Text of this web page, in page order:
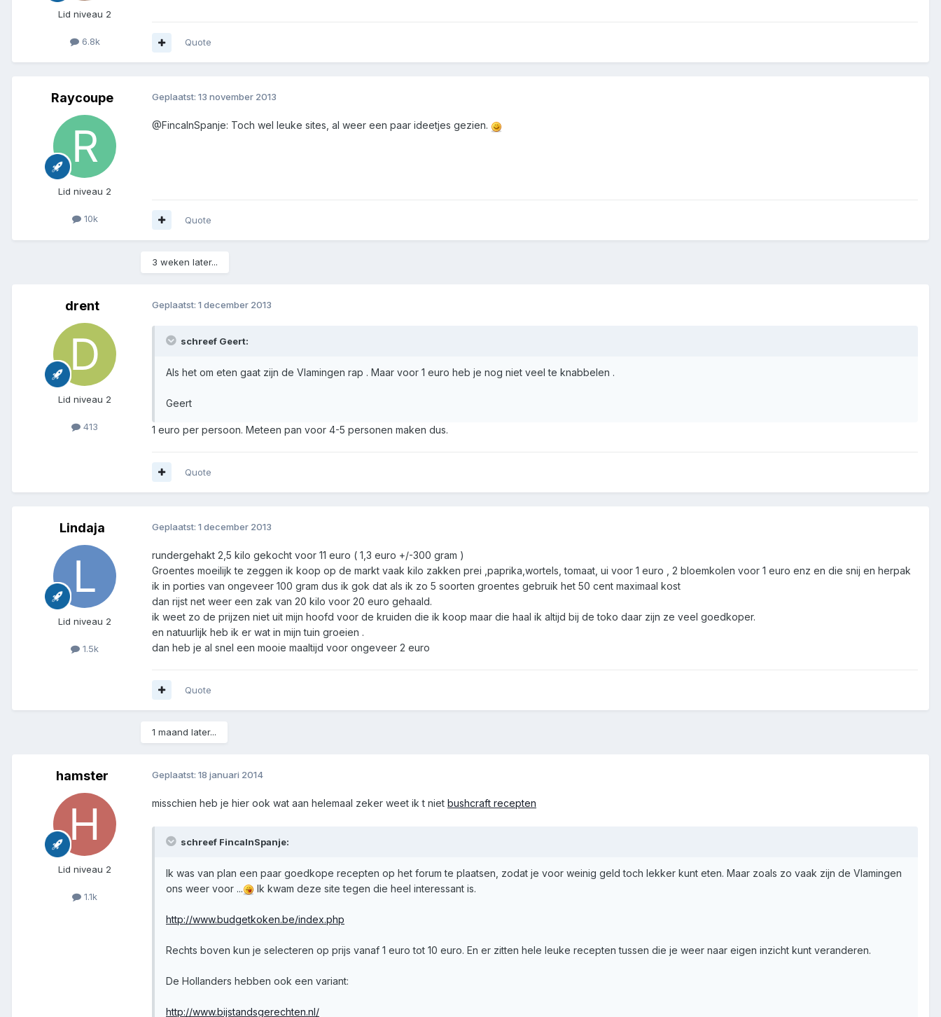
Lid niveau 2
6.8k Quote
Raycoupe
Lid niveau 2
10k
Geplaatst: 13 november 2013
@FincalnSpanje: Toch wel leuke sites, al weer een paar ideetjes gezien.
Quote
3 weken later...
drent
Lid niveau 2
413
Geplaatst: 1 december 2013
schreef Geert:
Als het om eten gaat zijn de Vlamingen rap . Maar voor 1 euro heb je nog niet veel te knabbelen .
Geert
1 euro per persoon. Meteen pan voor 4-5 personen maken dus.
Quote
Lindaja
Lid niveau 2
1.5k
Geplaatst: 1 december 2013
rundergehakt 2,5 kilo gekocht voor 11 euro ( 1,3 euro +/-300 gram )
Groentes moeilijk te zeggen ik koop op de markt vaak kilo zakken prei ,paprika,wortels, tomaat, ui voor 1 euro , 2 bloemkolen voor 1 euro enz en die snij en herpak
ik in porties van ongeveer 100 gram dus ik gok dat als ik zo 5 soorten groentes gebruik het 50 cent maximaal kost
dan rijst net weer een zak van 20 kilo voor 20 euro gehaald.
ik weet zo de prijzen niet uit mijn hoofd voor de kruiden die ik koop maar die haal ik altijd bij de toko daar zijn ze veel goedkoper.
en natuurlijk heb ik er wat in mijn tuin groeien .
dan heb je al snel een mooie maaltijd voor ongeveer 2 euro
Quote
1 maand later...
hamster
Lid niveau 2
1.1k
Geplaatst: 18 januari 2014
misschien heb je hier ook wat aan helemaal zeker weet ik t niet bushcraft recepten
schreef FincaInSpanje:
Ik was van plan een paar goedkope recepten op het forum te plaatsen, zodat je voor weinig geld toch lekker kunt eten. Maar zoals zo vaak zijn de Vlamingen
ons weer voor ...
Ik kwam deze site tegen die heel interessant is.
http://www.budgetkoken.be/index.php
Rechts boven kun je selecteren op prijs vanaf 1 euro tot 10 euro. En er zitten hele leuke recepten tussen die je weer naar eigen inzicht kunt veranderen.
De Hollanders hebben ook een variant:
http://www.bijstandsgerechten.nl/